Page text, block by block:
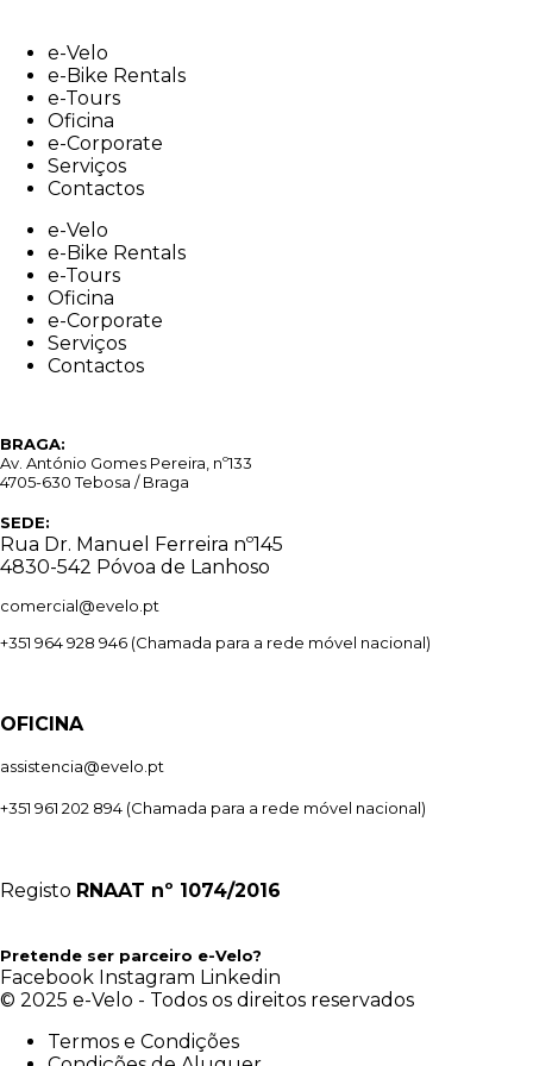
contente-Velo
e-Bike Rentals
e-Tours
Oficina
e-Corporate
Serviços
Contactos
e-Velo
e-Bike Rentals
e-Tours
Oficina
e-Corporate
Serviços
Contactos
BRAGA:
Av. António Gomes Pereira, nº133
4705-630 Tebosa / Braga
SEDE:
Rua Dr. Manuel Ferreira nº145
4830-542 Póvoa de Lanhoso
comercial@evelo.pt
+351 964 928 946 (Chamada para a rede móvel nacional)
OFICINA
assistencia@evelo.pt
+351 961 202 894 (Chamada para a rede móvel nacional)
Registo RNAAT nº 1074/2016
Pretende ser parceiro e-Velo?
Facebook Instagram Linkedin
© 2025 e-Velo - Todos os direitos reservados
Termos e Condições